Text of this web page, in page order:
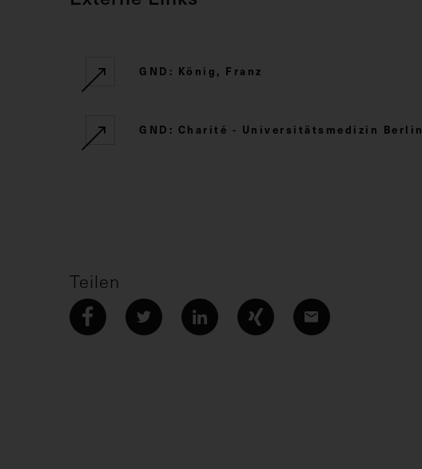
GND: König, Franz
GND: Charité - Universitätsmedizin Berlin
Teilen